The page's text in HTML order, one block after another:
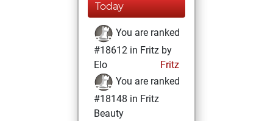
Today
You are ranked
#18612 in Fritz by
Elo
Fritz
You are ranked
#18148 in Fritz
Beauty